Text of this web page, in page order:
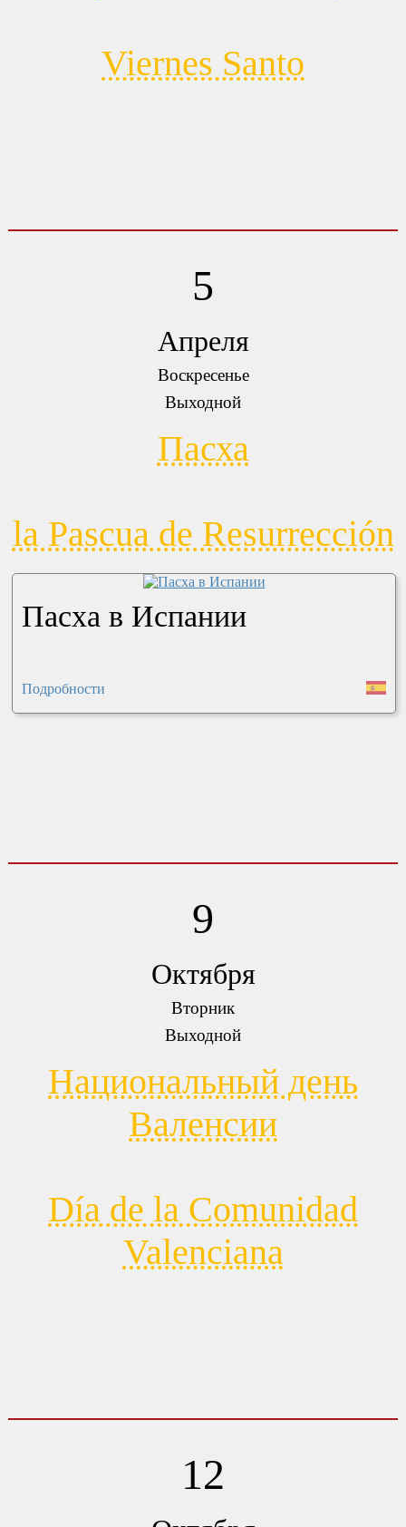
Viernes Santo
5
Апреля
Воскресенье
Выходной
Пасха
la Pascua de Resurrección
Пасха в Испании
Подробности
9
Октября
Вторник
Выходной
Национальный день
Валенсии
Día de la Comunidad
Valenciana
12